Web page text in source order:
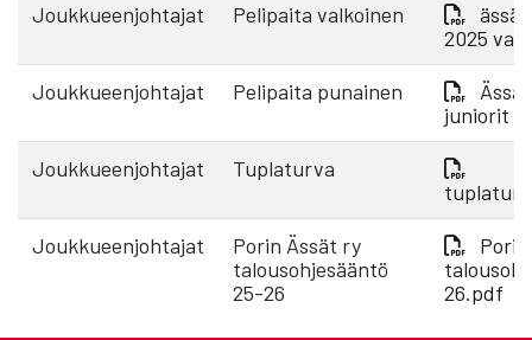
Joukkueenjohtajat Pelipaita valkoinen
2025
Joukkueenjohtajat Pelipaita punainen
juniorit
Joukkueenjohtajat
Tuplaturva
Joukkueenjohtajat
Porin Ässät ry
talousohjesääntö
25-26
26.pdf